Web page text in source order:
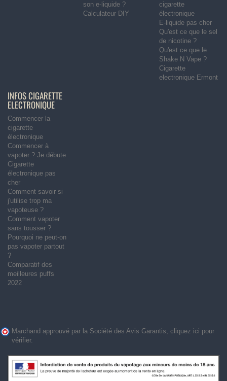
son e-liquide ?
Calculateur DIY
cigarette
électronique
E-liquide pas cher
Qu'est ce que le sel
de nicotine ?
Qu'est ce que le
Shake N Vape ?
Cigarette
electronique Ermont
INFOS CIGARETTE
ELECTRONIQUE
Commencer la
cigarette
électronique
Commencer à
vapoter ? Je débute
Cigarette
électronique pas
cher
Comment savoir si
j'utilise trop ma
vapoteuse ?
Comment vapoter
sans tousser ?
Pourquoi ne peut-on
pas vapoter partout
?
Comparatif des
meilleures puffs
2022
Marchand approuvé par la Société des Avis Garantis, cliquez ici pour
vérifier.